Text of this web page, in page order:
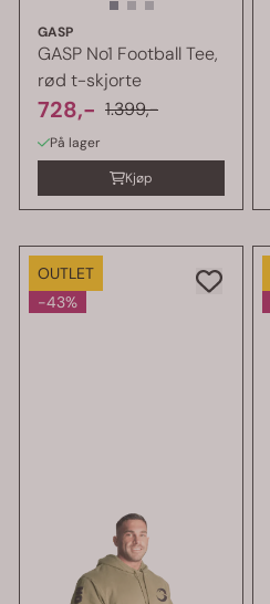
GASP
GASP No1 Football Tee,
rød t-skjorte
728,- 1.399,-
På lager
Kjøp
OUTLET
-43%